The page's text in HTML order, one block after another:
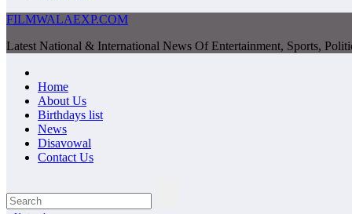
FILMWALAEXP.COM
Latest National & International News Of Entertainment, Sports,
Home
About Us
Birthdays list
News
Disavowal
Contact Us